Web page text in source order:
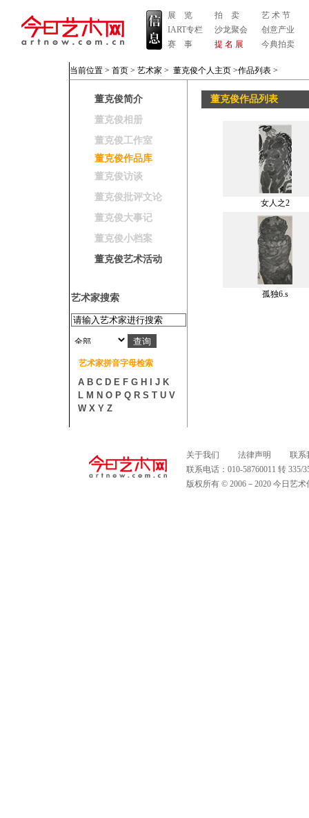
展 览
IART专栏
赛 事
拍 卖
沙龙聚会
提 名 展
艺 术 节
创意产业
今典拍卖
当前位置 > 首页 > 艺术家 > 董克俊个人主页 >作品列表 >
董克俊简介
董克俊相册
董克俊工作室
董克俊作品库
董克俊访谈
董克俊批评文论
董克俊大事记
董克俊小档案
董克俊艺术活动
艺术家搜索
艺术家拼音字母检索
A B C D E F G H J K
L M N O P Q R S T U V
W X Y Z
董克俊作品列表
女人之2
孤独6.s
关于我们 法律声明
联系
联系电话：010-58760011 转
版权所有 © 2006－2020 今日艺